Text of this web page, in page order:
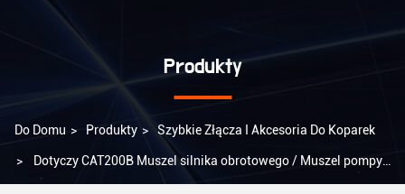
Produkty
Do Domu > Produkty > Szybkie Złącza I Akcesoria Do Koparek
> Dotyczy CAT200B Muszel silnika obrotowego / Muszel pompy